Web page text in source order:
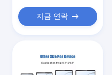
지금 연락